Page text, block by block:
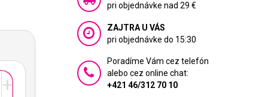
+
pri objednávke nad 29 €
ZAJTRA U VÁS
pri objednávke do 15:30
Poradíme Vám cez telefón
alebo cez online chat:
+421 46/312 70 10